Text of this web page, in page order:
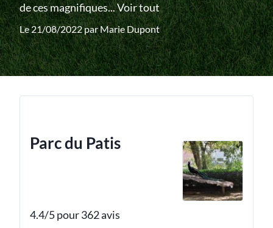
de ces magnifiques...Voir tout
Le 21/08/2022 parMarie Dupont
Parc du Patis
4.4/5 pour 362 avis